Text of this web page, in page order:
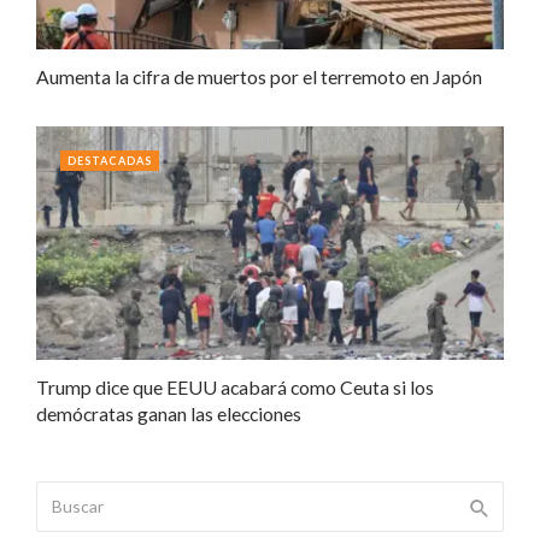
Aumenta la cifra de muertos por el terremoto en Japón
Trump dice que EEUU acabará como Ceuta si los
demócratas ganan las elecciones
DESTACADAS